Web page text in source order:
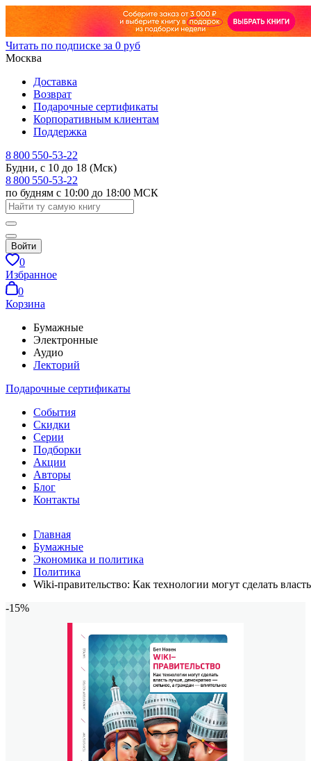
Читать по подписке за 0 руб
Москва
Доставка
Возврат
Подарочные сертификаты
Корпоративным клиентам
Поддержка
8 800 550-53-22
Будни, с 10 до 18 (Мск)
8 800 550-53-22
по будням с 10:00 до 18:00 МСК
Войти
0
Избранное
0
Корзина
Бумажные
Электронные
Аудио
Лекторий
Подарочные сертификаты
События
Скидки
Серии
Подборки
Акции
Авторы
Блог
Контакты
Главная
Бумажные
Экономика и политика
Политика
Wiki-правительство: Как технологии могут сделать
-15%